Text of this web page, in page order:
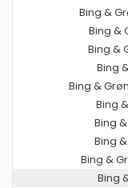
Bing &
Bing &
Bing &
Bing
Bing &
Bing
Bing
Bing
Bing &
Bing